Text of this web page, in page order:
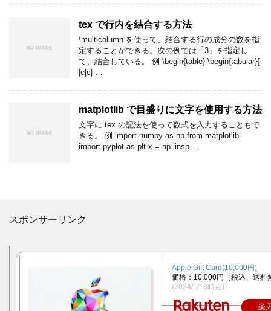
tex で行内を結合する方法
\multicolumn を使って、結合する行の成分の数を指
定することができる。次の例では「3」を指定し
て、結合している。 例 \begin{table} \begin{tabular}{
|c|c| …
matplotlib で目盛りに文字を使用する方法
文字に tex の記法を使って数式を入力することもで
きる。 例 import numpy as np from matplotlib
import pyplot as plt x = np.linsp …
スポンサーリンク
Apple Gift Card(10,000円)
価格：10,000円（税込、送料
(2024/1/18時点)
楽